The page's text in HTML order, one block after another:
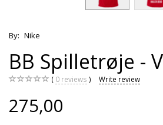
By: Nike
BB Spilletrøje -
0 reviews Write review
275,00